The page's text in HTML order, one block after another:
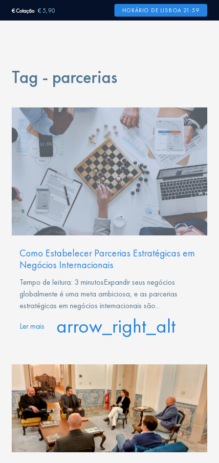
€ Cotação € 5,90 HORÁRIO DE LISBOA 21:59
Tag - parcerias
Como Estabelecer Parcerias Estratégicas em
Negócios Internacionais
Tempo de leitura: 3 minutosExpandir seus negócios
globalmente é uma meta ambiciosa, e as parcerias
estratégicas em negócios internacionais são...
Ler mais arrow_right_alt